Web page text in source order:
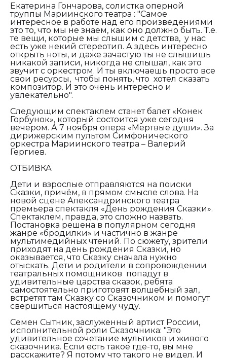
Екатерина Гончарова, солистка оперной
труппы Мариинского театра : "Самое
интересное в работе над его произведениями
это то, что мы не знаем, как оно должно быть. Т.е.
те вещи, которые мы слышим с детства, у нас
есть уже некий стереотип. А здесь интересно
открыть ноты, и даже зачастую ты не слышишь
никакой записи, никогда не слышал, как это
звучит с оркестром. И ты включаешь просто все
свои ресурсы, чтобы понять, что хотел сказать
композитор. И это очень интересно и
увлекательно".
Следующим спектаклем станет балет «Конек
Горбунок», который состоится уже сегодня
вечером. А 7 ноября опера «Мертвые души». За
дирижерским пультом Симфонического
оркестра Мариинского театра – Валерий
Гергиев.
ОТБИВКА
Дети и взрослые отправляются на поиски
Сказки, причём, в прямом смысле слова. На
новой сцене Александринского театра
премьера спектакля «День рождения Сказки».
Спектаклем, правда, это сложно назвать.
Постановка решена в популярном сегодня
жанре «бродилки» и частично в жанре
мультимедийных чтений. По сюжету, зрители
приходят на день рождения Сказки, но
оказывается, что Сказку сначала нужно
отыскать. Дети и родители в сопровождении
театральных помощников попадут в
удивительные царства сказок, ребята
самостоятельно приготовят волшебный зал,
встретят там Сказку со Сказочником и помогут
свершиться настоящему чуду.
Семен Сытник, заслуженный артист России,
исполнительной роли Сказочника: "Это
удивительное сочетание мультиков и живого
сказочника. Если есть такое где-то, вы мне
расскажите? Я потому что такого не видел. И